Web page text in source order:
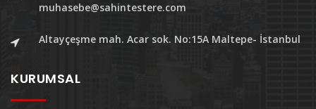
muhasebe@sahintestere.com
Altayçeşme mah. Acar sok. No:15A Maltepe- İstanbul
KURUMSAL